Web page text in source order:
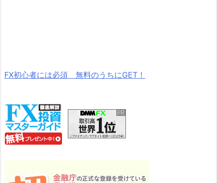
FX初心者には必須 無料のうちにGET！